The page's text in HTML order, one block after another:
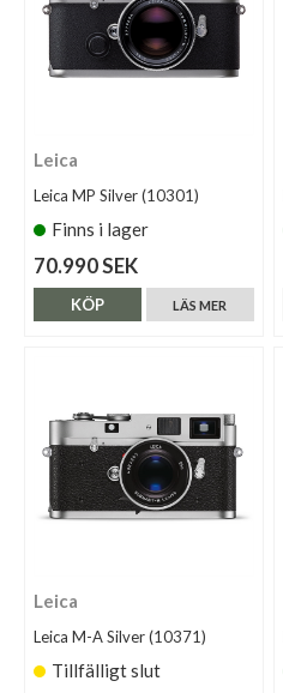
Leica
Leica MP Silver (10301)
Finns i lager
70.990 SEK
LÄS MER
KÖP
Leica
Leica M-A Silver (10371)
Tillfälligt slut